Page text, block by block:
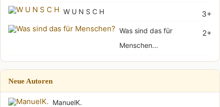
3+
W U N S C H
2+
Was sind das für
Menschen...
Neue Autoren
ManuelK.